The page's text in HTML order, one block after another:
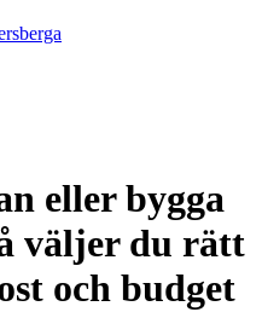
eller bygga
väljer du rätt
och budget